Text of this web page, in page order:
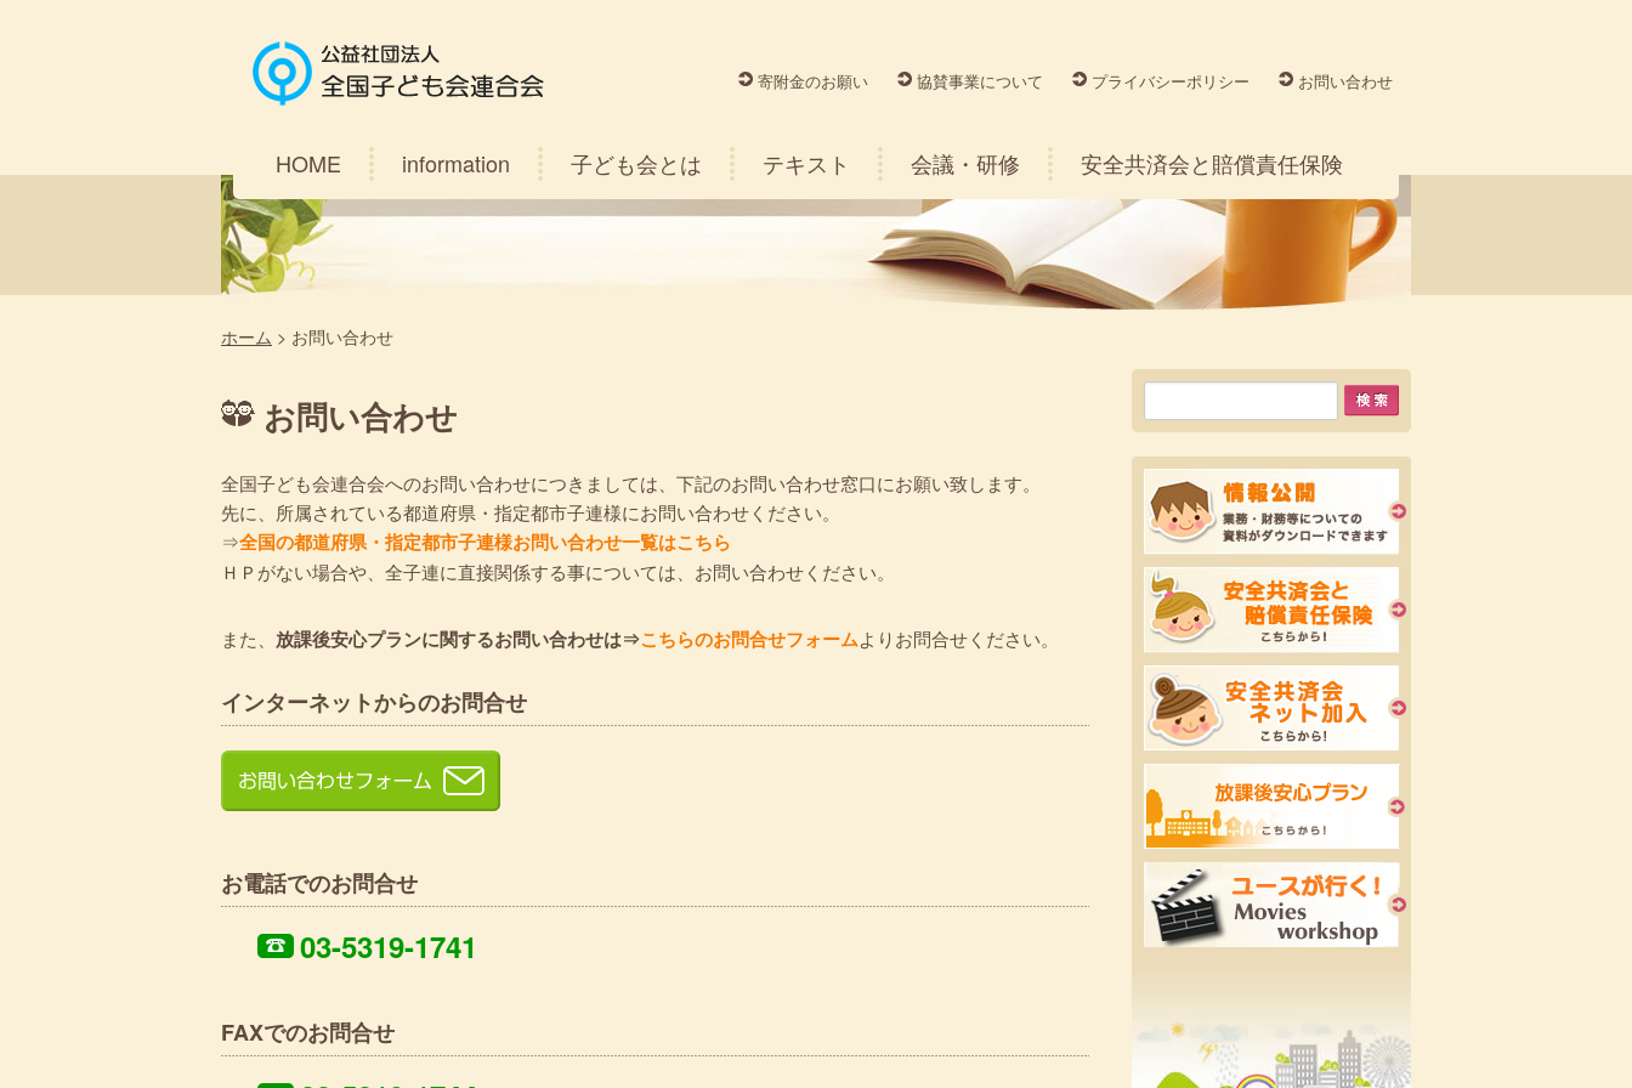
寄附金のお願い 協賛事業について プライバシーポリシー お問い合わせ
HOME information 子ども会とは テキスト 会議・研修 安全共済会と賠償責任保険
ホーム > お問い合わせ
お問い合わせ
全国子ども会連合会へのお問い合わせにつきましては、下記のお問い合わせ窓口にお願い致します。
先に、所属されている都道府県・指定都市子連様にお問い合わせください。
⇒全国の都道府県・指定都市子連様お問い合わせ一覧はこちら
ＨＰがない場合や、全子連に直接関係する事については、お問い合わせください。
また、 放課後安心プランに関するお問い合わせは⇒こちらのお問合せフォームよりお問合せください。
インターネットからのお問合せ
お電話でのお問合せ
03-5319-1741
FAXでのお問合せ